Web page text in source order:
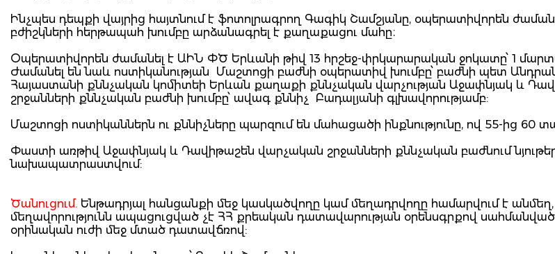
Ինչպես դեպքի վայրից հայտնում է ֆոտոլրագրող Գագիկ Շամշյանը, օպերատիվորեն
բժիշկների հերթապահ խումբը արձանագրել է քաղաքացու մահը։
Օպերատիվորեն ժամանել է ԱԻՆ ՓԾ Երևանի թիվ 13 հրշեջ-փրկարարական ջոկատը՝ 1
Ժամանել են նաև ոստիկանության Մաշտոցի բաժնի օպերատիվ խումբը՝ բաժնի պետ
Հայաստանի քննչական կոմիտեի Երևան քաղաքի քննչական վարչության Աջափնյակ և
շրջանների քննչական բաժնի խումբը՝ ավագ քննիչ Բադալյանի գլխավորությամբ:
Մաշտոցի ոստիկաններն ու քննիչները պարզում են մահացածի ինքնությունը, ով 55-ից 60
Փաստի առթիվ Աջափնյակ և Դավիթաշեն վարչական շրջանների քննչական բաժնում
նախապատրաստվում:
Ծանուցում. Ենթադրյալ հանցանքի մեջ կասկածվողը կամ մեղադրվողը համարվում է
մեղավորությունն ապացուցված չէ ՀՀ քրեական դատավարության օրենսգրքով
օրինական ուժի մեջ մտած դատավճռով: